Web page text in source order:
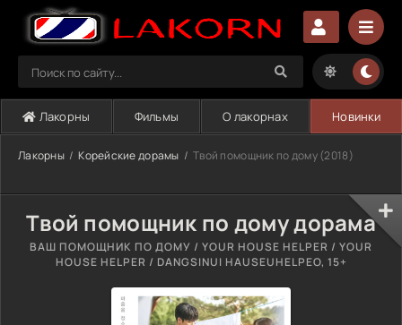
Лакорны Фильмы О лакорнах Новинки
Лакорны Корейские дорамы Твой помощник по дому (2018)
Твой помощник по дому дорама
ВАШ ПОМОЩНИК ПО ДОМУ / YOUR HOUSE HELPER / YOUR
HOUSE HELPER / DANGSINUI HAUSEUHELPEO, 15+